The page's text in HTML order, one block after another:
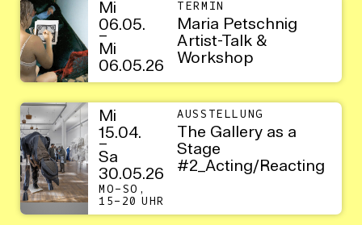
Mi
06.05.
–
Mi
06.05.26
TERMIN
Maria Petschnig
Artist-Talk &
Workshop
Mi
15.04.
–
Sa
30.05.26
MO–SO,
15–20 UHR
AUSSTELLUNG
The Gallery as a
Stage
#2_Acting/Reacting